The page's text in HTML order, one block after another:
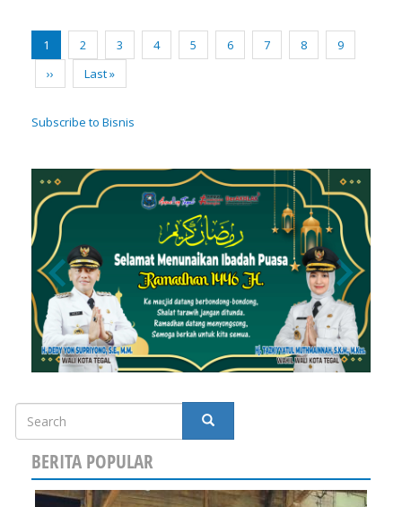
Pagination
Current
page
1 Page
2 Page
3 Page
4 Page
5 Page
6 Page
7 Page
8 Page
9
Next
page
››
Last
page
Last »
Subscribe to Bisnis
Search
SEARCH
BERITA POPULAR